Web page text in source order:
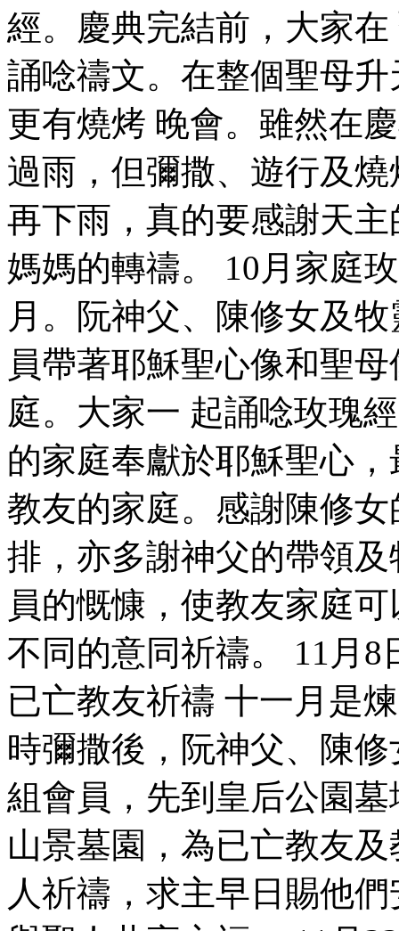
經。慶典完結前，大家
誦唸禱文。在整個聖母
更有燒烤 晚會。雖然在
過雨，但彌撒、遊行及
再下雨，真的要感謝天
媽媽的轉禱。 10月家庭
月。阮神父、陳修女及
員帶著耶穌聖心像和聖
庭。大家一 起誦唸玫瑰
的家庭奉獻於耶穌聖心
教友的家庭。感謝陳修
排，亦多謝神父的帶領
員的慨慷，使教友家庭
不同的意同祈禱。 11月8
已亡教友祈禱 十一月是
時彌撒後，阮神父、陳
組會員，先到皇后公園
山景墓園，為已亡教友
人祈禱，求主早日賜他